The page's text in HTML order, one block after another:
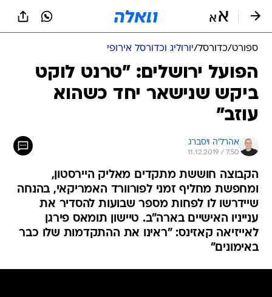
ספורט/כדורסל/יורוליג וכדורסל אירופי
הפועל ירושלים: "טרנט לוקט
ביקש שנישאר יחד כשהוא
עוזב"
אהרל'ה ויסברג
11.12.2019 / 7:50
הקבוצה חוששת מתקדים מאליק היירסטון,
ומחפשת מחליף זמני לפורוורד האמריקאי, בהנחה
שיידרשו לו לפחות מספר שבועות להסדיר את
ענייניו האישיים בארה"ב. טיישון תומאס פירגן
לאייזיאה קאזינס: "ראינו את ההתקדמות שלו כבר
באימונים"